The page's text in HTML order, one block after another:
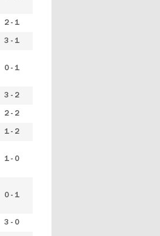
2 - 1
3 - 1
0 - 1
3 - 2
2 - 2
1 - 2
1 - 0
0 - 1
3 - 0